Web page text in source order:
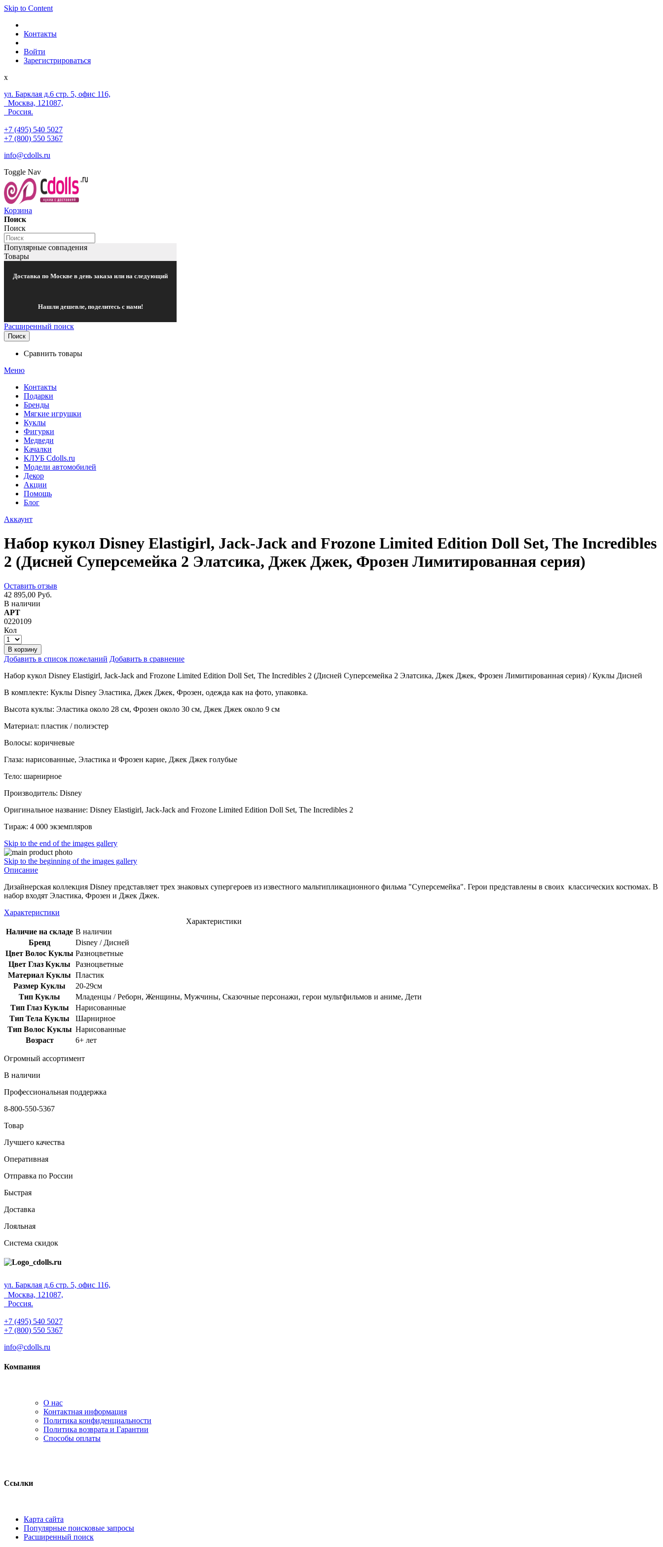
Skip to Content
Контакты
Войти
Зарегистрироваться
x
ул. Барклая д.6 стр. 5, офис 116,
Москва, 121087,
Россия.
+7 (495) 540 5027
+7 (800) 550 5367
info@cdolls.ru
Toggle Nav
Корзина
Поиск
Поиск
Популярные совпадения
Товары
Доставка по Москве в день заказа или на следующий
Нашли дешевле, поделитесь с нами!
Расширенный поиск
Поиск
Сравнить товары
Меню
Контакты
Подарки
Бренды
Мягкие игрушки
Куклы
Фигурки
Медведи
Качалки
КЛУБ Cdolls.ru
Модели автомобилей
Декор
Акции
Помощь
Блог
Аккаунт
Набор кукол Disney Elastigirl, Jack-Jack and Frozone Limited Edition Doll Set, The Incredibles
2 (Дисней Суперсемейка 2 Элатсика, Джек Джек, Фрозен Лимитированная серия)
Оставить отзыв
42 895,00 Руб.
В наличии
АРТ
0220109
Кол
В корзину
Добавить в список пожеланий Добавить в сравнение
Набор кукол Disney Elastigirl, Jack-Jack and Frozone Limited Edition Doll Set, The Incredibles 2 (Дисней Суперсемейка 2 Элатсика, Джек Джек, Фрозен Лимитированная серия) / Куклы Дисней
В комплекте: Куклы Disney Эластика, Джек Джек, Фрозен, одежда как на фото, упаковка.
Высота куклы: Эластика около 28 см, Фрозен около 30 см, Джек Джек около 9 см
Материал: пластик / полиэстер
Волосы: коричневые
Глаза: нарисованные, Эластика и Фрозен карие, Джек Джек голубые
Тело: шарнирное
Производитель: Disney
Оригинальное название: Disney Elastigirl, Jack-Jack and Frozone Limited Edition Doll Set, The Incredibles 2
Тираж: 4 000 экземпляров
Skip to the end of the images gallery
Skip to the beginning of the images gallery
Описание
Дизайнерская коллекция Disney представляет трех знаковых супергероев из известного мальтипликационного фильма "Суперсемейка". Герои представлены в своих классических костюмах. В
набор входят Эластика, Фрозен и Джек Джек.
Характеристики
Характеристики
Наличие на складе В наличии
Бренд
Disney / Дисней
Цвет Волос Куклы Разноцветные
Цвет Глаз Куклы
Разноцветные
Материал Куклы Пластик
Размер Куклы
20-29см
Тип Куклы
Младенцы / Реборн, Женщины, Мужчины, Сказочные персонажи, герои мультфильмов и аниме, Дети
Тип Глаз Куклы
Нарисованные
Тип Тела Куклы
Шарнирное
Тип Волос Куклы Нарисованные
Возраст
6+ лет
Огромный ассортимент
В наличии
Профессиональная поддержка
8-800-550-5367
Товар
Лучшего качества
Оперативная
Отправка по России
Быстрая
Доставка
Лояльная
Система скидок
ул. Барклая д.6 стр. 5, офис 116,
Москва, 121087,
Россия.
+7 (495) 540 5027
+7 (800) 550 5367
info@cdolls.ru
Компания
О нас
Контактная информация
Политика конфиденциальности
Политика возврата и Гарантии
Способы оплаты
Ссылки
Карта сайта
Популярные поисковые запросы
Расширенный поиск